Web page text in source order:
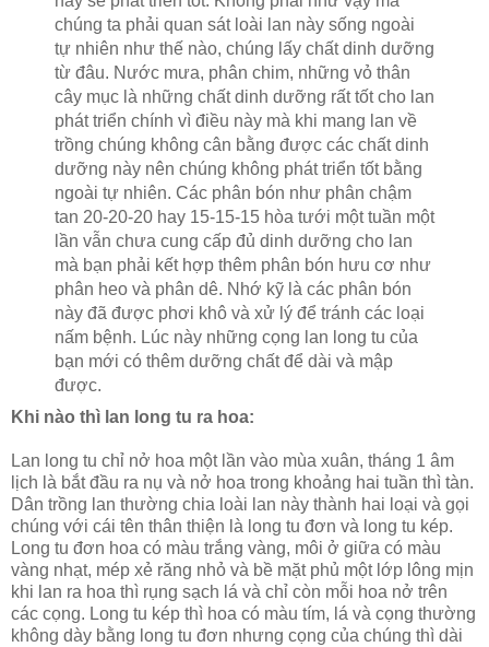
chúng ta phải quan sát loài lan này sống ngoài
tự nhiên như thế nào, chúng lấy chất dinh dưỡng
từ đâu. Nước mưa, phân chim, những vỏ thân
cây mục là những chất dinh dưỡng rất tốt cho lan
phát triển chính vì điều này mà khi mang lan về
trồng chúng không cân bằng được các chất dinh
dưỡng này nên chúng không phát triển tốt bằng
ngoài tự nhiên. Các phân bón như phân chậm
tan 20-20-20 hay 15-15-15 hòa tưới một tuần một
lần vẫn chưa cung cấp đủ dinh dưỡng cho lan
mà bạn phải kết hợp thêm phân bón hưu cơ như
phân heo và phân dê. Nhớ kỹ là các phân bón
này đã được phơi khô và xử lý để tránh các loại
nấm bệnh. Lúc này những cọng lan long tu của
bạn mới có thêm dưỡng chất để dài và mập
được.
Khi nào thì lan long tu ra hoa:
Lan long tu chỉ nở hoa một lần vào mùa xuân, tháng 1 âm
lịch là bắt đầu ra nụ và nở hoa trong khoảng hai tuần thì tàn.
Dân trồng lan thường chia loài lan này thành hai loại và gọi
chúng với cái tên thân thiện là long tu đơn và long tu kép.
Long tu đơn hoa có màu trắng vàng, môi ở giữa có màu
vàng nhạt, mép xẻ răng nhỏ và bề mặt phủ một lớp lông mịn
khi lan ra hoa thì rụng sạch lá và chỉ còn mỗi hoa nở trên
các cọng. Long tu kép thì hoa có màu tím, lá và cọng thường
không dày bằng long tu đơn nhưng cọng của chúng thì dài